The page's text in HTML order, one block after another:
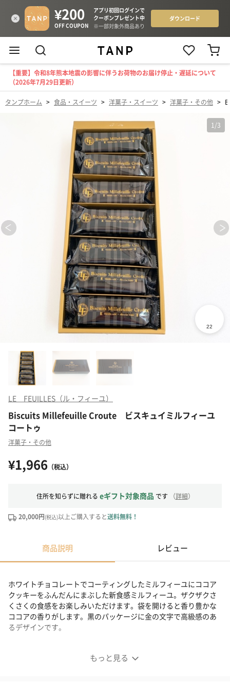
【重要】令和8年熊本地震の影響に伴うお荷物のお届け停止・遅延について
（2026年7月29日更新）
タンプホーム > 食品・スイーツ > 洋菓子・スイーツ > 洋菓子・その他 >
1 /3
LE FEUILLES（ル・フィーユ）
Biscuits Millefeuille Croute ビスキュイミルフィーユ
コートゥ
洋菓子・その他
¥1,966 （税込）
住所を知らずに贈れる eギフト対象商品 です （詳細）
20,000円(税込)以上ご購入すると送料無料！
商品説明 レビュー
もっと見る
ホワイトチョコレートでコーティングしたミルフィーユにココア
クッキーをふんだんにまぶした新食感ミルフィーユ。ザクザクさ
くさくの食感をお楽しみいただけます。袋を開けると香り豊かな
ココアの香りがします。黒のパッケージに金の文字で高級感のあ
るデザインです。
Biscuits Millefeuille Croute ビスキュイミルフィーユ